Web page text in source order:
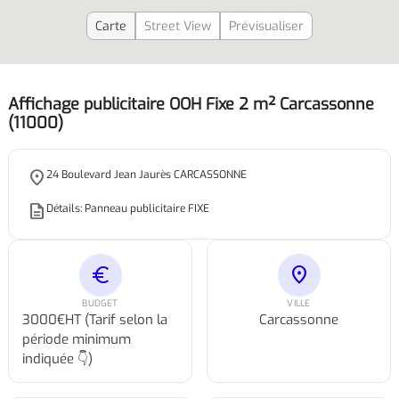
Carte Street View Prévisualiser
Affichage publicitaire OOH Fixe 2 m² Carcassonne
(11000)
place24 Boulevard Jean Jaurès CARCASSONNE
description Détails: Panneau publicitaire FIXE
euro
BUDGET
3000€HT (Tarif selon la
période minimum
indiquée 👇)
location_on
VILLE
Carcassonne